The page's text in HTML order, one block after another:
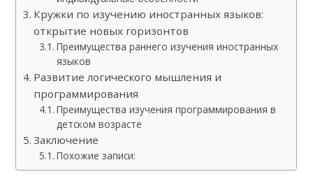
Кружки по изучению иностранных языков:
открытие новых горизонтов
Преимущества раннего изучения иностранных
языков
Развитие логического мышления и
программирования
Преимущества изучения программирования в
детском возрасте
Заключение
Похожие записи: